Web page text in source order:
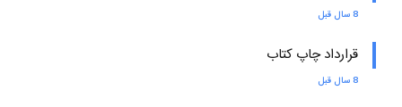
8 سال قبل
قرارداد چاپ کتاب
8 سال قبل